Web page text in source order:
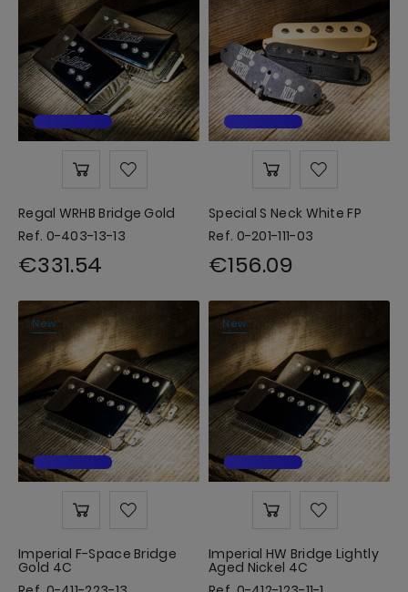
Regal WRHB Bridge Gold
Ref. 0-403-13-13
€331.54
Special S Neck White FP
Ref. 0-201-111-03
€156.09
New
Imperial F-Space Bridge
Gold 4C
New
Imperial HW Bridge Lightly
Aged Nickel 4C